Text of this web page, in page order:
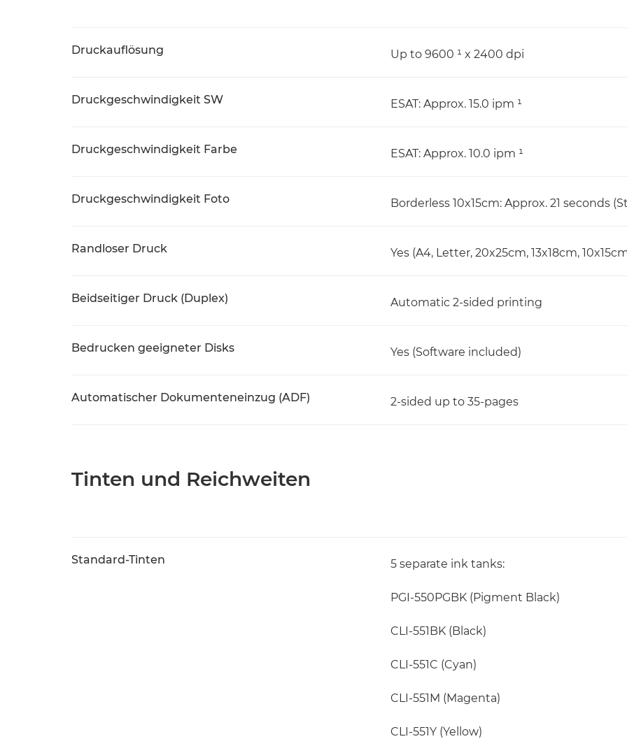
Druckauflösung Up to 9600 ¹ x 2400 dpi
Druckgeschwindigkeit SW ESAT: Approx. 15.0 ipm ¹
Druckgeschwindigkeit Farbe ESAT: Approx. 10.0 ipm ¹
Druckgeschwindigkeit Foto Borderless 10x15cm: Approx. 21 seconds
Randloser Druck Yes (A4, Letter, 20x25cm, 13x18cm,
Beidseitiger Druck (Duplex) Automatic 2-sided printing
Bedrucken geeigneter Disks Yes (Software included)
Automatischer Dokumenteneinzug (ADF) 2-sided up to 35-pages
Tinten und Reichweiten
Standard-Tinten 5 separate ink tanks:
PGI-550PGBK (Pigment Black)
CLI-551BK (Black)
CLI-551C (Cyan)
CLI-551M (Magenta)
CLI-551Y (Yellow)